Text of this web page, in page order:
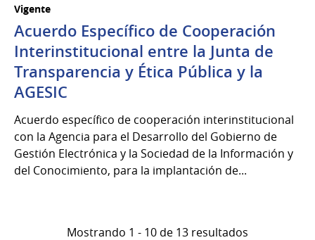
Vigente
Acuerdo Específico de Cooperación
Interinstitucional entre la Junta de
Transparencia y Ética Pública y la
AGESIC
Acuerdo específico de cooperación interinstitucional
con la Agencia para el Desarrollo del Gobierno de
Gestión Electrónica y la Sociedad de la Información y
del Conocimiento, para la implantación de...
Mostrando 1 - 10 de 13 resultados